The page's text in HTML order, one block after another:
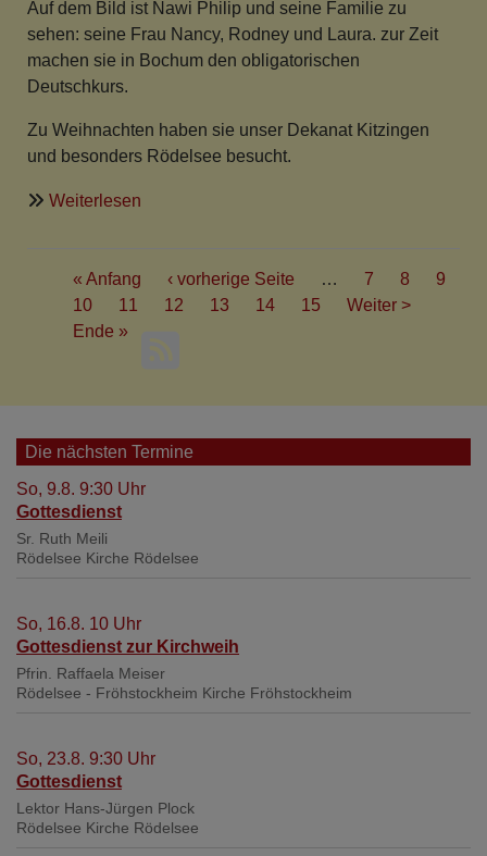
Auf dem Bild ist Nawi Philip und seine Familie zu
sehen: seine Frau Nancy, Rodney und Laura. zur Zeit
machen sie in Bochum den obligatorischen
Deutschkurs.
Zu Weihnachten haben sie unser Dekanat Kitzingen
und besonders Rödelsee besucht.
Weiterlesen
Philip
in
Rödelsee/Dekanat
Kitzingen
Seitennummerierung
First
page
« Anfang
Vorherige
Seite
‹ vorherige Seite … Seite
7 Seite
8 Seite
9
Seite
10 Seite
11
Aktuelle
12 Seite
13 Seite
14 Seite
15
Nächste
Weiter >
Last
Ende »
Die nächsten Termine
So, 9.8. 9:30 Uhr
Gottesdienst
Sr. Ruth Meili
Rödelsee Kirche Rödelsee
So, 16.8. 10 Uhr
Gottesdienst zur Kirchweih
Pfrin. Raffaela Meiser
Rödelsee - Fröhstockheim Kirche Fröhstockheim
So, 23.8. 9:30 Uhr
Gottesdienst
Lektor Hans-Jürgen Plock
Rödelsee Kirche Rödelsee